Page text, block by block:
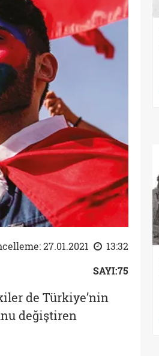
27.01.2021 13:32
SAYI:75
de Türkiye’nin
değiştiren